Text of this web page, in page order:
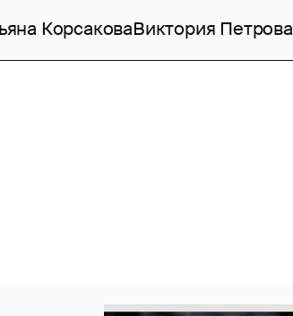
КорсаковаВиктория Петрова